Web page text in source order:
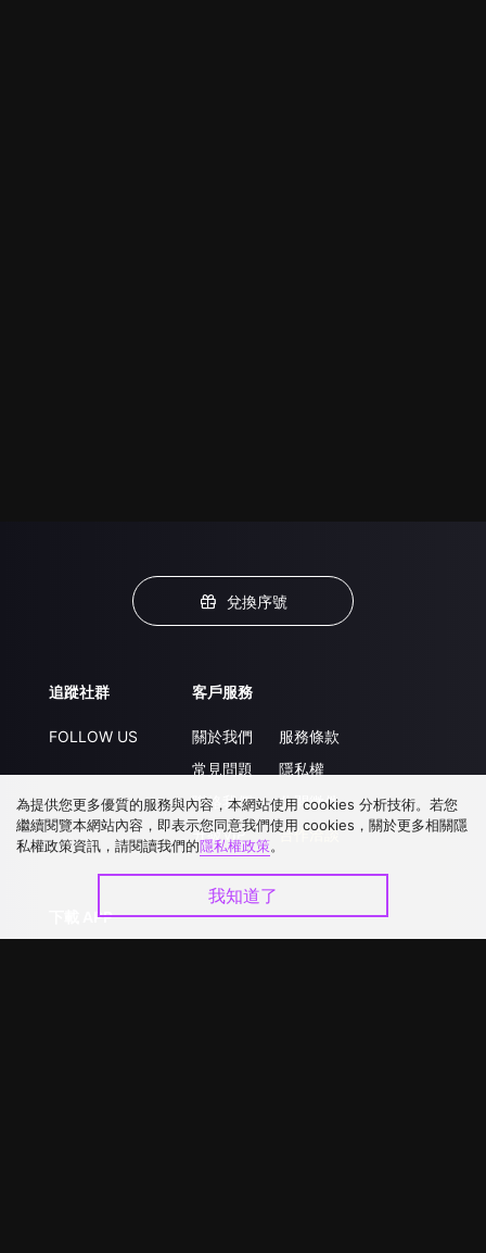
兌換序號
追蹤社群
FOLLOW US
客戶服務
關於我們
常見問題
聯絡我們
升級VIP
服務條款
隱私權
公開徵件
合作洽談
下載 APP
為提供您更多優質的服務與內容，本網站使用 cookies 分析技術。若您
繼續閱覽本網站內容，即表示您同意我們使用 cookies，關於更多相關隱
私權政策資訊，請閱讀我們的隱私權政策。
我知道了